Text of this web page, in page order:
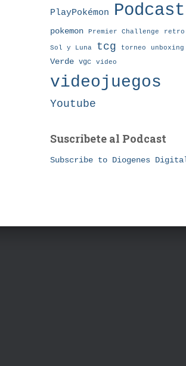
PlayPokémon Podcast
pokemon Premier Challenge retro
Sol y Luna tcg torneo unboxing
Verde vgc video
videojuegos
Youtube
Suscribete al Podcast
Subscribe to Diogenes